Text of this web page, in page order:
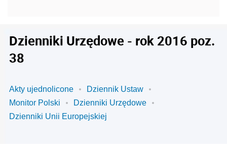
Dzienniki Urzędowe - rok 2016 poz.
38
Akty ujednolicone
Dziennik Ustaw
Monitor Polski
Dzienniki Urzędowe
Dzienniki Unii Europejskiej